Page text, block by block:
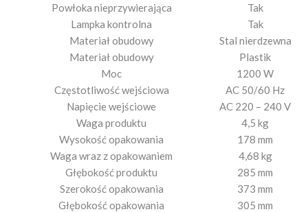
Powłoka nieprzywierająca
Tak
Lampka kontrolna
Tak
Materiał obudowy
Stal nierdzewna
Materiał obudowy
Plastik
Moc
1200 W
Częstotliwość wejściowa
AC 50/60 Hz
Napięcie wejściowe
AC 220 – 240 V
Waga produktu
4,5 kg
Wysokość opakowania
178 mm
Waga wraz z opakowaniem
4,68 kg
Głębokość produktu
285 mm
Szerokość opakowania
373 mm
Głębokość opakowania
305 mm